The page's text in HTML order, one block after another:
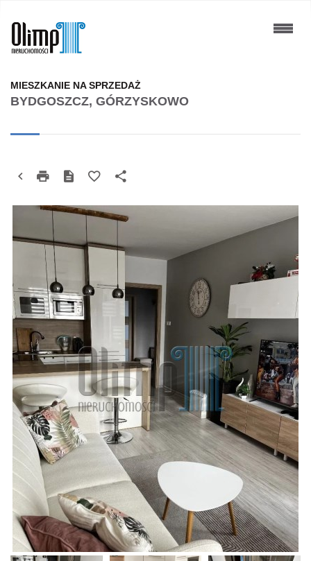
BYDGOSZCZ, GÓRZYSKOWO
MIESZKANIE NA SPRZEDAŻ